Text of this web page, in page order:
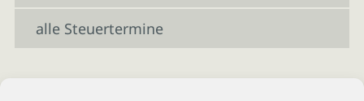
alle Steuertermine